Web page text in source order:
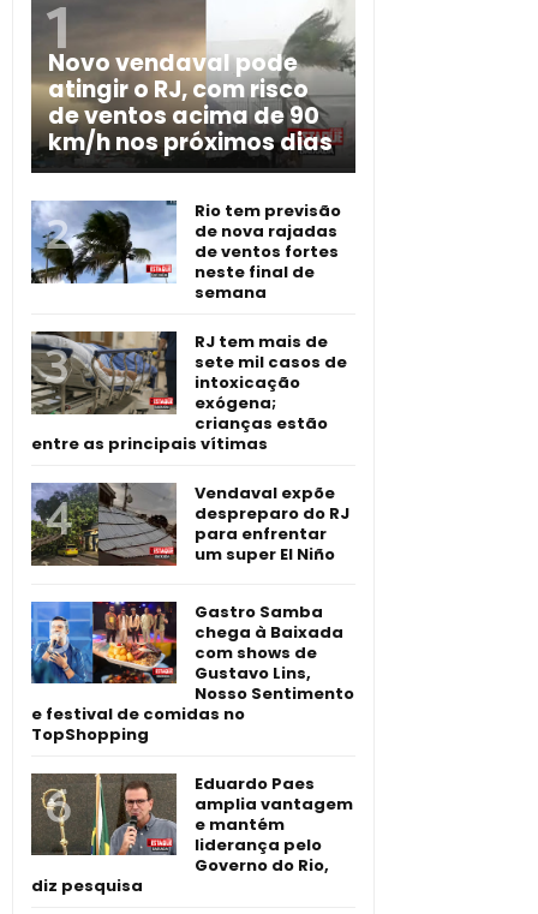
Novo vendaval pode
atingir o RJ, com risco
de ventos acima de 90
km/h nos próximos dias
Rio tem previsão
de nova rajadas
de ventos fortes
neste final de
semana
RJ tem mais de
sete mil casos de
intoxicação
exógena;
crianças estão
entre as principais vítimas
Vendaval expõe
despreparo do RJ
para enfrentar
um super El Niño
Gastro Samba
chega à Baixada
com shows de
Gustavo Lins,
Nosso Sentimento
e festival de comidas no
TopShopping
Eduardo Paes
amplia vantagem
e mantém
liderança pelo
Governo do Rio,
diz pesquisa